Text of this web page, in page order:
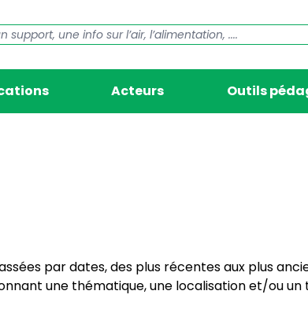
Acteurs Outils
par dates, des plus récentes aux plus
une thématique, une localisation et/ou